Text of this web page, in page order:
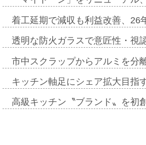
着工延期で減収も利益改善、
透明な防火ガラスで意匠性・
市中スクラップからアルミを分
キッチン軸足にシェア拡大目指
高級キッチン〝ブランド〟を